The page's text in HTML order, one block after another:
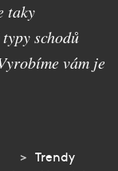
taky
schodů
vám je
Trendy